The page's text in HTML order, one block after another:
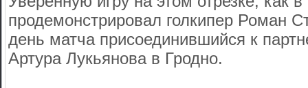
продемонстрировал голкипер Роман
день матча присоединившийся к
Артура Лукьянова в Гродно.